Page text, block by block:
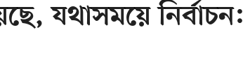
যথাসময়ে নির্বাচন: